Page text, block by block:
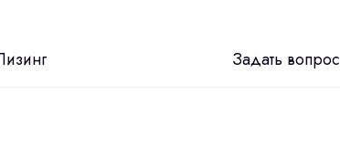
Задать вопрос